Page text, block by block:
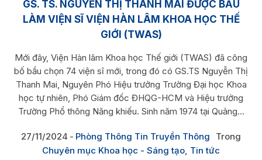
GS. TS. NGUYỄN THỊ THANH MAI ĐƯỢC BẦU
LÀM VIỆN SĨ VIỆN HÀN LÂM KHOA HỌC THẾ
GIỚI (TWAS)
Mới đây, Viện Hàn lâm Khoa học Thế giới (TWAS) đã công
bố bầu chọn 74 viện sĩ mới, trong đó có GS.TS Nguyễn Thị
Thanh Mai, Nguyên Phó Hiệu trưởng Trường Đại học Khoa
học tự nhiên, Phó Giám đốc ĐHQG-HCM và Hiệu trưởng
Trường Phổ thông Năng khiếu. Sinh năm 1974 tại Quảng...
27/11/2024 Phòng Thông Tin Truyền Thông
Trong
Chuyên mục Khoa học - Sáng tạo, Tin tức